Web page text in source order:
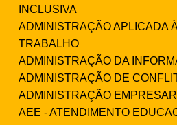
INCLUSIVA
ADMINISTRAÇÃO APLICADA
TRABALHO
ADMINISTRAÇÃO DA
ADMINISTRAÇÃO DE
ADMINISTRAÇÃO
AEE - ATENDIMENTO